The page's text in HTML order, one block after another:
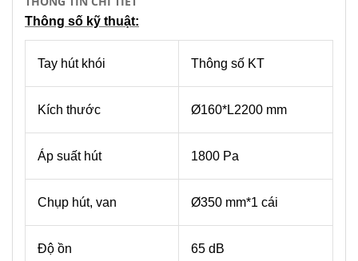
Thông số kỹ thuật:
Tay hút khói Thông số KT
Kích thước Ø160*L2200 mm
Áp suất hút 1800 Pa
Chụp hút, van Ø350 mm*1 cái
Độ ồn 65 dB